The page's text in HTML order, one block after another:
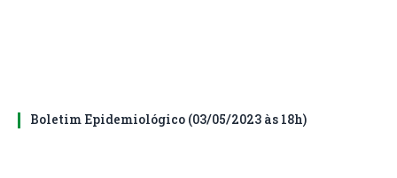
Boletim Epidemiológico (03/05/2023 às 18h)